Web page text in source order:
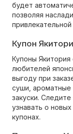
будет
позволяя
Купон
Купоны
любителей
выгоду при
суши, ароматные
закуски.
узнавать о
купонах.